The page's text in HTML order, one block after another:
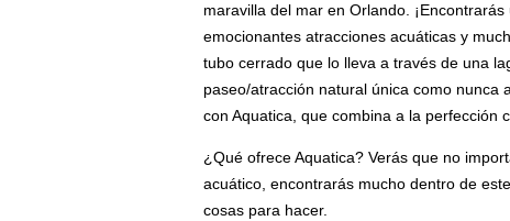
maravilla del mar en Orlando.
emocionantes atracciones acuáticas y
tubo cerrado que lo lleva a través de una
paseo/atracción natural única como nunca
con Aquatica, que combina a la perfección
¿Qué ofrece Aquatica? Verás que no
acuático, encontrarás mucho dentro de
cosas para hacer.